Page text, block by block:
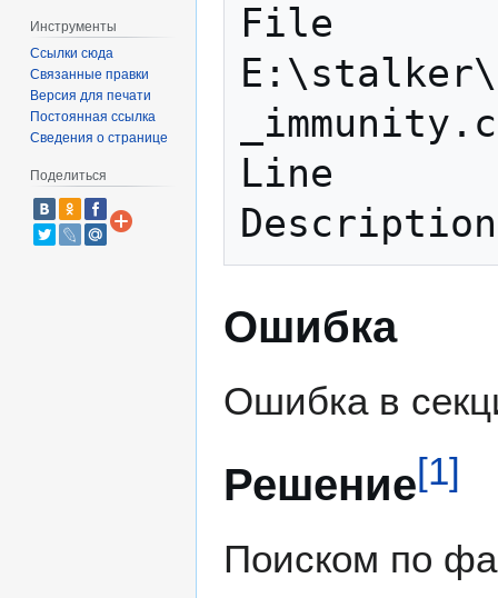
File
Line
Ошибка
Ошибка в
Решение[1]
Поиском по
Инструменты
Ссылки сюда
Связанные правки
Версия для печати
Постоянная ссылка
Сведения о странице
Поделиться